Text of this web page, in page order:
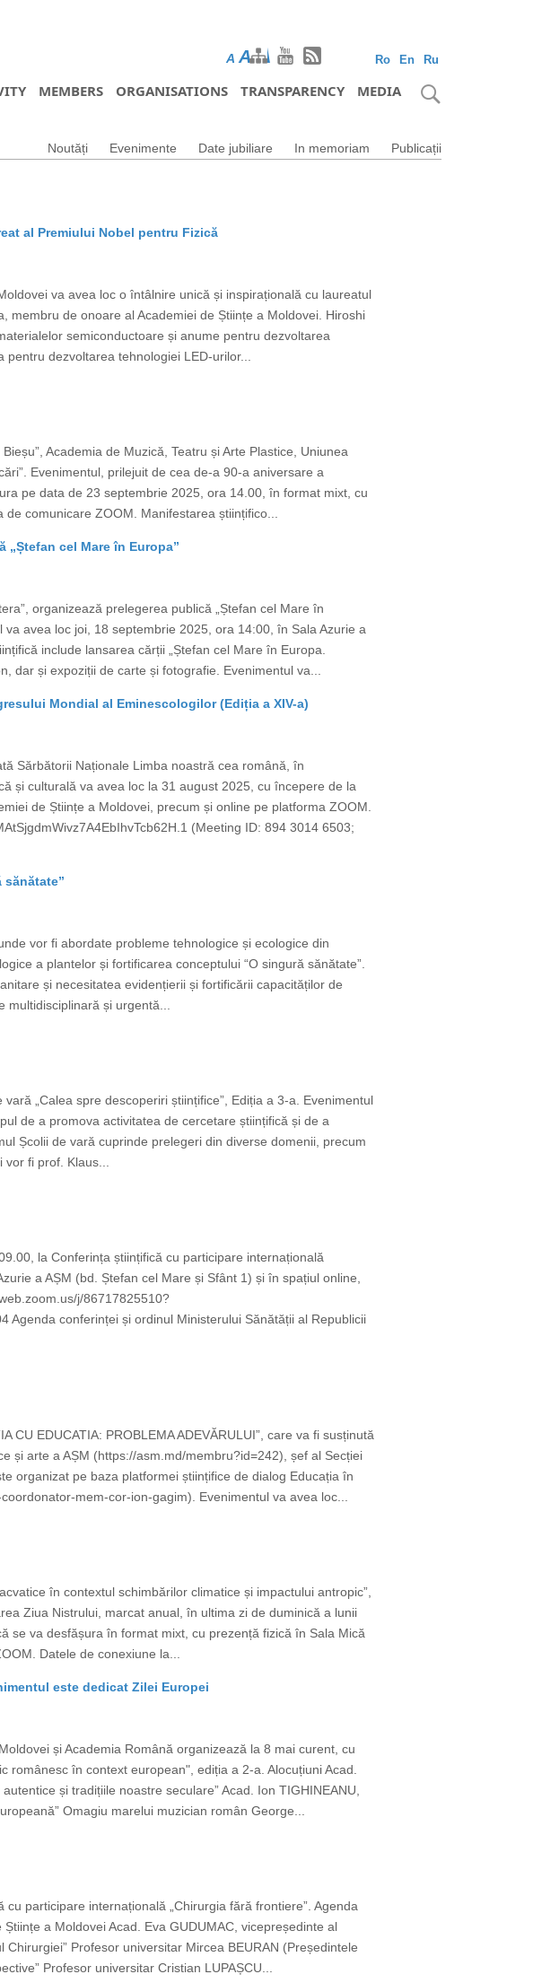
Ro En Ru
A AA
MEMBERS ORGANISATIONS TRANSPARENCY MEDIA
Noutăți Evenimente Date jubiliare In memoriam Publicații
al Premiului Nobel pentru Fizică
va avea loc o întâlnire unică și inspirațională cu laureatul
membru de onoare al Academiei de Științe a Moldovei. Hiroshi
semiconductoare și anume pentru dezvoltarea
dezvoltarea tehnologiei LED-urilor...
Academia de Muzică, Teatru și Arte Plastice, Uniunea
Evenimentul, prilejuit de cea de-a 90-a aniversare a
pe data de 23 septembrie 2025, ora 14.00, în format mixt, cu
comunicare ZOOM. Manifestarea științifico...
„Ștefan cel Mare în Europa”
organizează prelegerea publică „Ștefan cel Mare în
avea loc joi, 18 septembrie 2025, ora 14:00, în Sala Azurie a
include lansarea cărții „Ștefan cel Mare în Europa.
dar și expoziții de carte și fotografie. Evenimentul va...
Mondial al Eminescologilor (Ediția a XIV-a)
Sărbătorii Naționale Limba noastră cea română, în
și culturală va avea loc la 31 august 2025, cu începere de la
de Științe a Moldovei, precum și online pe platforma ZOOM.
(Meeting ID: 894 3014 6503;
vor fi abordate probleme tehnologice și ecologice din
a plantelor și fortificarea conceptului “O singură sănătate”.
și necesitatea evidențierii și fortificării capacităților de
și urgentă...
„Calea spre descoperiri științifice”, Ediția a 3-a. Evenimentul
de a promova activitatea de cercetare științifică și de a
Școlii de vară cuprinde prelegeri din diverse domenii, precum
fi prof. Klaus...
la Conferința științifică cu participare internațională
a AȘM (bd. Ștefan cel Mare și Sfânt 1) și în spațiul online,
j/86717825510?
Agenda conferinței și ordinul Ministerului Sănătății al Republicii
EDUCATIA: PROBLEMA ADEVĂRULUI”, care va fi susținută
și arte a AȘM (https://asm.md/membru?id=242), șef al Secției
organizat pe baza platformei științifice de dialog Educația în
mem-cor-ion-gagim). Evenimentul va avea loc...
în contextul schimbărilor climatice și impactului antropic”,
Ziua Nistrului, marcat anual, în ultima zi de duminică a lunii
se va desfășura în format mixt, cu prezență fizică în Sala Mică
Datele de conexiune la...
este dedicat Zilei Europei
și Academia Română organizează la 8 mai curent, cu
în context european", ediția a 2-a. Alocuțiuni Acad.
și tradițiile noastre seculare” Acad. Ion TIGHINEANU,
Omagiu marelui muzician român George...
participare internațională „Chirurgia fără frontiere”. Agenda
a Moldovei Acad. Eva GUDUMAC, vicepreședinte al
Profesor universitar Mircea BEURAN (Președintele
Profesor universitar Cristian LUPAȘCU...